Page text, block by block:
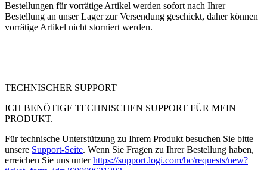
Bestellungen für vorrätige Artikel werden sofort nach Ihrer
Bestellung an unser Lager zur Versendung geschickt, daher können
vorrätige Artikel nicht storniert werden.
TECHNISCHER SUPPORT
ICH BENÖTIGE TECHNISCHEN SUPPORT FÜR MEIN
PRODUKT.
Für technische Unterstützung zu Ihrem Produkt besuchen Sie bitte
unsere Support-Seite. Wenn Sie Fragen zu Ihrer Bestellung haben,
erreichen Sie uns unterhttps://support.logi.com/hc/requests/new?